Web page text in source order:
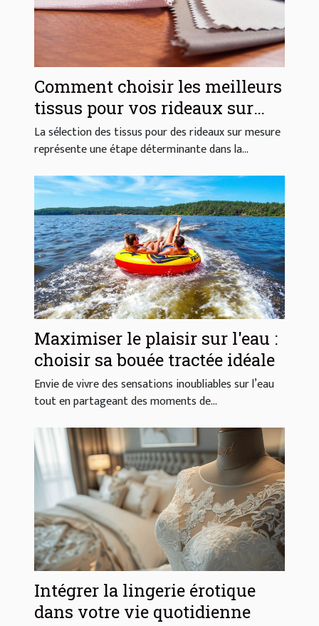
Comment choisir les meilleurs
tissus pour vos rideaux sur
mesure ?
La sélection des tissus pour des rideaux sur mesure
représente une étape déterminante dans la...
Maximiser le plaisir sur l'eau :
choisir sa bouée tractée idéale
Envie de vivre des sensations inoubliables sur l’eau
tout en partageant des moments de...
Intégrer la lingerie érotique
dans votre vie quotidienne